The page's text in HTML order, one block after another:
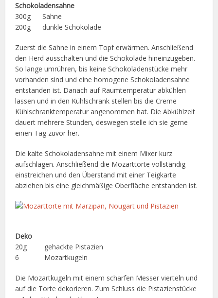
Schokoladensahne
300g Sahne
200g dunkle Schokolade
Zuerst die Sahne in einem Topf erwärmen. Anschließend
den Herd ausschalten und die Schokolade hineinzugeben.
So lange umrühren, bis keine Schokoladenstücke mehr
vorhanden sind und eine homogene Schokoladensahne
entstanden ist. Danach auf Raumtemperatur abkühlen
lassen und in den Kühlschrank stellen bis die Creme
Kühlschranktemperatur angenommen hat. Die Abkühlzeit
dauert mehrere Stunden, deswegen stelle ich sie gerne
einen Tag zuvor her.
Die kalte Schokoladensahne mit einem Mixer kurz
aufschlagen. Anschließend die Mozarttorte vollständig
einstreichen und den Überstand mit einer Teigkarte
abziehen bis eine gleichmäßige Oberfläche entstanden ist.
Deko
20g gehackte Pistazien
6 Mozartkugeln
Die Mozartkugeln mit einem scharfen Messer vierteln und
auf die Torte dekorieren. Zum Schluss die Pistazienstücke